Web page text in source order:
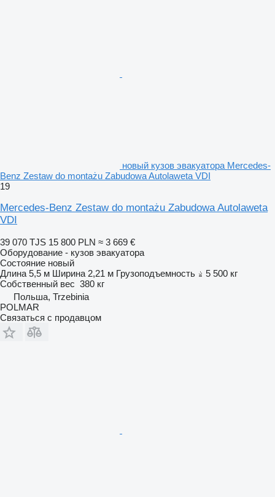
новый кузов эвакуатора Mercedes-
Benz Zestaw do montażu Zabudowa Autolaweta VDI
19
Mercedes-Benz Zestaw do montażu Zabudowa Autolaweta
VDI
39 070 TJS 15 800 PLN ≈ 3 669 €
Оборудование - кузов эвакуатора
Состояние новый
Длина 5,5 м Ширина 2,21 м Грузоподъемность
5 500 кг
Собственный вес 380 кг
Польша, Trzebinia
POLMAR
Связаться с продавцом